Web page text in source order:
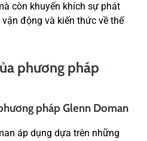
còn khuyến khích sự phát
động và kiến thức về thế
phương pháp
pháp Glenn Doman
áp dụng dựa trên những